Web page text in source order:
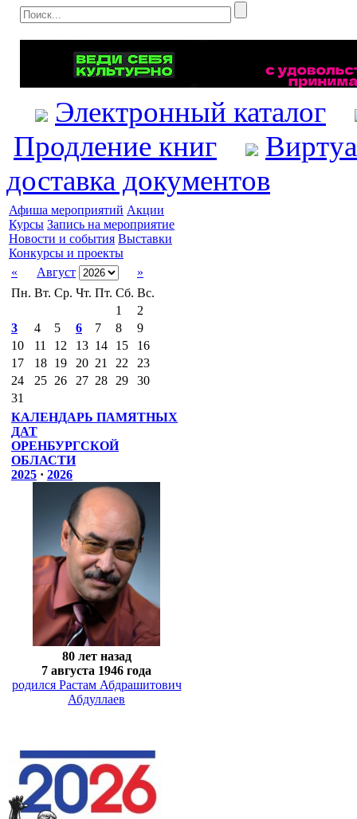
Электронный каталог
Продление книг
доставка документов
Афиша мероприятий Акции
Курсы Запись на мероприятие
Новости и события Выставки
Конкурсы и проекты
«
Август
»
Пн. Вт. Ср. Чт. Пт. Сб. Вс.
1
2
3
4 5 6 7 8
9
10
11 12 13 14 15
16
17
18 19 20 21 22
23
24
25 26 27 28 29
30
31
КАЛЕНДАРЬ ПАМЯТНЫХ
ДАТ
ОРЕНБУРГСКОЙ
ОБЛАСТИ
2025 · 2026
80 лет назад
7 августа 1946 года
родился Растам Абдрашитович
Абдуллаев